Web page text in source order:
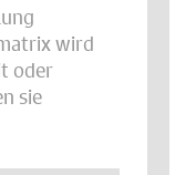
wird
oder
sie